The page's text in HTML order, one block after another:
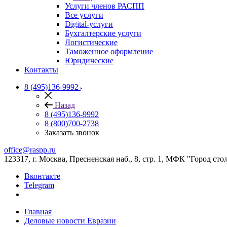
Услуги членов РАСПП
Все услуги
Digital-услуги
Бухгалтерские услуги
Логистические
Таможенное оформление
Юридические
Контакты
8 (495)136-9992
Назад
8 (495)136-9992
8 (800)700-2738
Заказать звонок
office@raspp.ru
123317, г. Москва, Пресненская наб., 8, стр. 1, МФК "Город
Вконтакте
Telegram
Главная
Деловые новости Евразии